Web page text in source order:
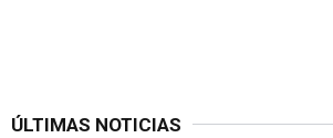
ÚLTIMAS NOTICIAS